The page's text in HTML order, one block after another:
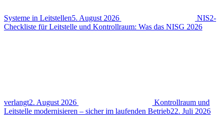
Systeme in Leitstellen5. August 2026
NIS2-
Checkliste für Leitstelle und Kontrollraum: Was das NISG 2026
verlangt2. August 2026
Kontrollraum und
Leitstelle modernisieren – sicher im laufenden Betrieb22. Juli 2026